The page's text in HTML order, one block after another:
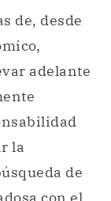
de, desde
adelante
la
de